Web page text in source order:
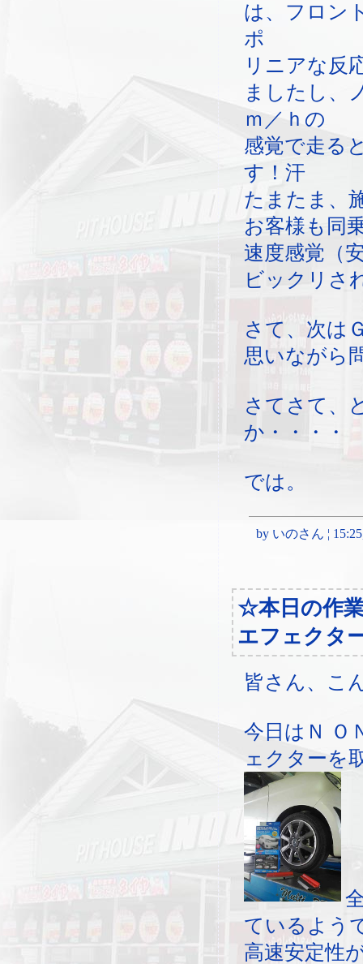
は、フロン
ポ
リニアな反
ましたし、
ｍ／ｈの
感覚で走る
す！汗
たまたま、
お客様も同
速度感覚（
ビックリさ
さて、次は
思いながら
さてさて、
か・・・・
では。
by いのさん ¦
☆本日の作
エフェクタ
皆さん、こ
今日はＮ Ｏ
ェクターを
ているよう
高速安定性